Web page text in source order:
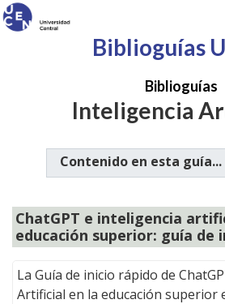
Biblioguías
Biblioguías
Inteligencia
Contenido en esta guía...
ChatGPT e inteligencia
educación superior: guía de
La Guía de inicio rápido de
Artificial en la educación superior